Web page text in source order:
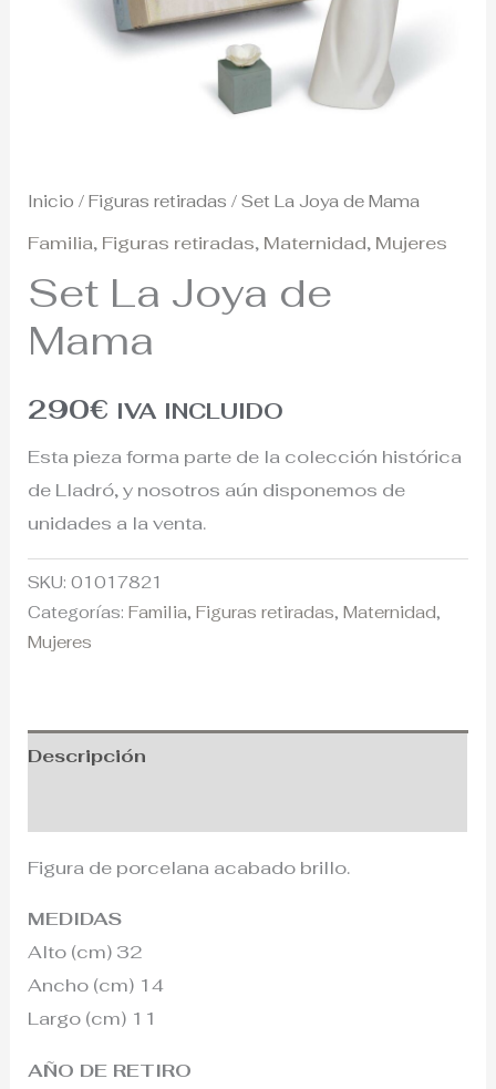
Inicio /Figuras retiradas / Set La Joya de Mama
Familia, Figuras retiradas, Maternidad, Mujeres
Set La Joya de
Mama
290€ IVA INCLUIDO
Esta pieza forma parte de la colección histórica
de Lladró, y nosotros aún disponemos de
unidades a la venta.
SKU:01017821
Categorías:Familia,Figuras retiradas,Maternidad,
Mujeres
Descripción
Figura de porcelana acabado brillo.
MEDIDAS
Alto (cm) 32
Ancho (cm) 14
Largo (cm) 11
AÑO DE RETIRO